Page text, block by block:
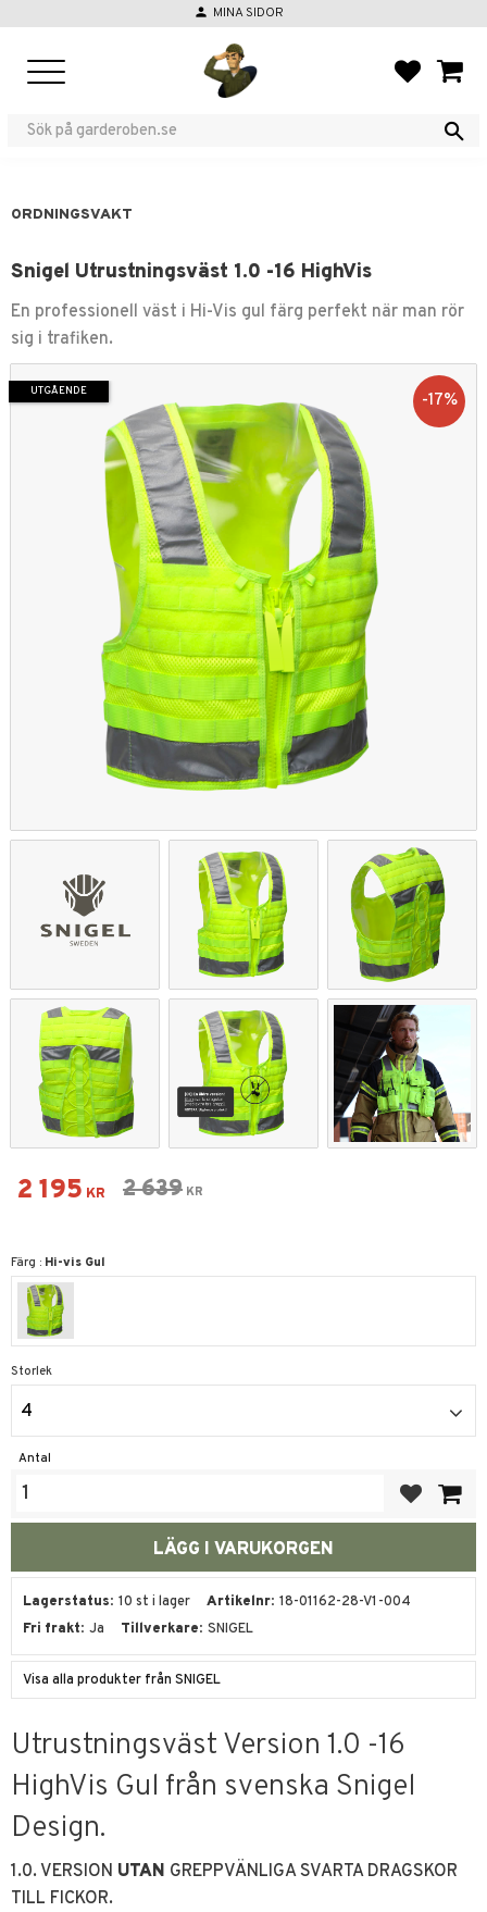
person MINA SIDOR
ORDNINGSVAKT
Snigel Utrustningsväst 1.0 -16 HighVis
En professionell väst i Hi-Vis gul färg perfekt när man rör
sig i trafiken.
17%
UTGÅENDE
Nedsatt pris:
2 195 KR Ordinarie pris:
2 639 KR
Färg : Hi-vis Gul
Storlek
4
Antal
Lagerstatus 10 st i lager Artikelnr 18-01162-28-V1-004
Fri frakt Ja Tillverkare SNIGEL
Visa alla produkter från SNIGEL
Utrustningsväst Version 1.0 -16
HighVis Gul från svenska Snigel
Design.
1.0. VERSION UTAN GREPPVÄNLIGA SVARTA DRAGSKOR
TILL FICKOR.